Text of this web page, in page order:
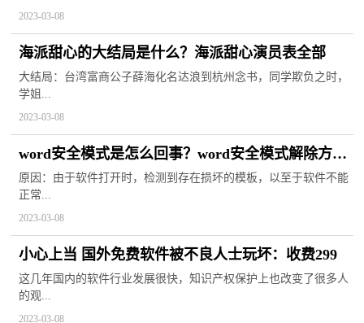
2023-03-08
海派甜心的大结局是什么？海派甜心演员表全部
大结局：台湾富商公子薛海化名达浪到杭州念书，同学欺负之时，
学姐...
2023-03-08
word安全模式是怎么回事？word安全模式解除方法
是什么？
原因：由于软件打开时，检测到存在损坏的模板，以至于软件不能
正常...
2023-03-08
小心上当 国外免费软件被不良人士玩坏：收费299
这几年国内的软件行业发展很快，知识产权保护上也改变了很多人
的观...
2023-03-08